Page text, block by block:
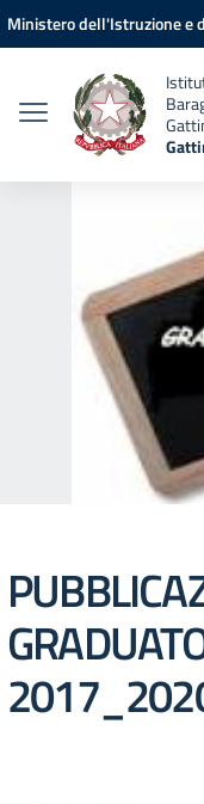
Vai ai contenuti
Vai al menu di navigazione
Vai al footer
Ministero dell'Istruzione e